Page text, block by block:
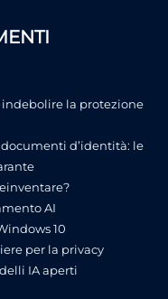
indebolire la protezione
d’identità: le
AI
10
per la privacy
IA aperti